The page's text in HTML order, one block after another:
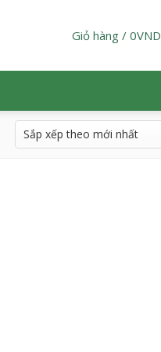
Giỏ hàng /0VND